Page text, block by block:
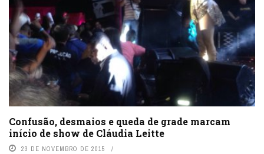
Confusão, desmaios e queda de grade marcam
início de show de Cláudia Leitte
23 DE NOVEMBRO DE 2015